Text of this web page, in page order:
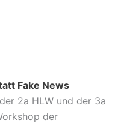
Fake News
2a HLW und der 3a
der